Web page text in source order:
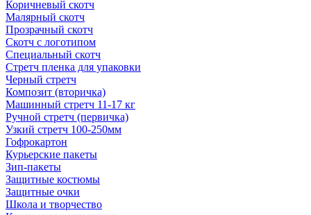
Коричневый скотч
Малярный скотч
Прозрачный скотч
Скотч с логотипом
Специальный скотч
Стретч пленка для упаковки
Черный стретч
Композит (вторичка)
Машинный стретч 11-17 кг
Ручной стретч (первичка)
Узкий стретч 100-250мм
Гофрокартон
Курьерские пакеты
Зип-пакеты
Защитные костюмы
Защитные очки
Школа и творчество